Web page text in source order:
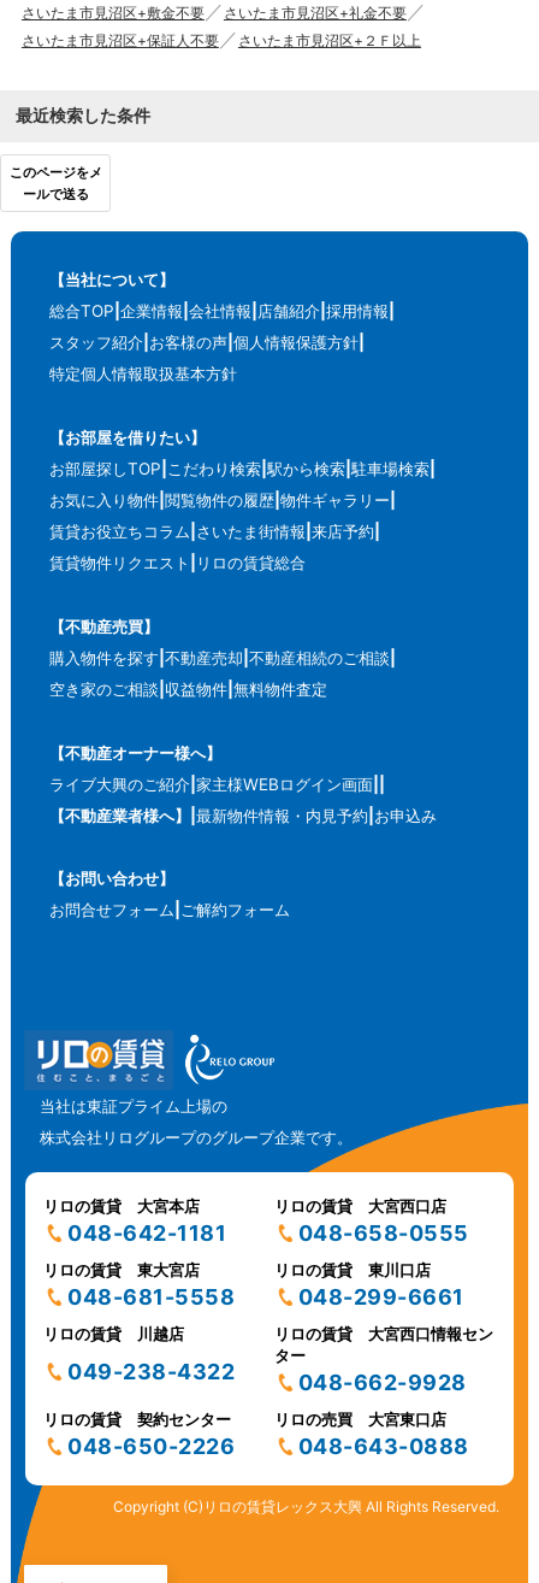
さいたま市見沼区+敷金不要
さいたま市見沼区+礼金不要
さいたま市見沼区+保証人不要
さいたま市見沼区+２Ｆ以上
最近検索した条件
このページをメ
ールで送る
【当社について】
総合TOP 企業情報 会社情報 店舗紹介 採用情報
スタッフ紹介 お客様の声 個人情報保護方針
特定個人情報取扱基本方針
【お部屋を借りたい】
お部屋探しTOP こだわり検索 駅から検索 駐車場検索
お気に入り物件 閲覧物件の履歴 物件ギャラリー
賃貸お役立ちコラム さいたま街情報 来店予約
賃貸物件リクエスト
リロの賃貸総合
【不動産売買】
購入物件を探す 不動産売却 不動産相続のご相談
空き家のご相談 収益物件 無料物件査定
【不動産オーナー様へ】
ライブ大興のご紹介 家主様WEBログイン画面
【不動産業者様へ】
最新物件情報・内見予約 お申込み
【お問い合わせ】
お問合せフォーム ご解約フォーム
当社は東証プライム上場の
株式会社リログループのグループ企業です。
リロの賃貸 大宮本店
048-642-1181
リロの賃貸 大宮西口店
048-658-0555
リロの賃貸 東大宮店
048-681-5558
リロの賃貸 東川口店
048-299-6661
リロの賃貸 川越店
049-238-4322
リロの賃貸 大宮西口情報セン
ター
048-662-9928
リロの賃貸 契約センター
048-650-2226
リロの売買 大宮東口店
048-643-0888
Copyright (C)リロの賃貸レックス大興 All Rights Reserved.